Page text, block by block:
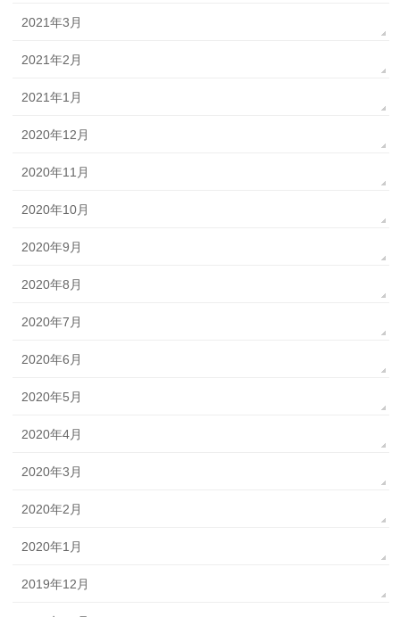
2021年3月
2021年2月
2021年1月
2020年12月
2020年11月
2020年10月
2020年9月
2020年8月
2020年7月
2020年6月
2020年5月
2020年4月
2020年3月
2020年2月
2020年1月
2019年12月